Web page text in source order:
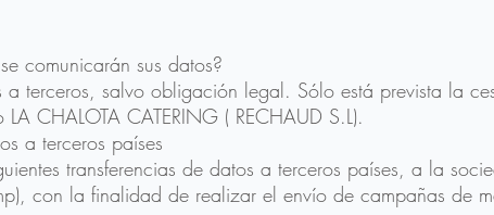
comunicarán sus datos?
terceros, salvo obligación legal. Sólo está prevista la
CHALOTA CATERING ( RECHAUD S.L).
a terceros países
transferencias de datos a terceros países, a la
con la finalidad de realizar el envío de campañas de